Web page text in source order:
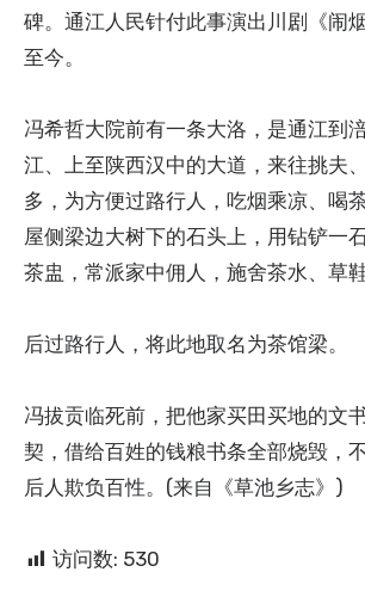
碑。通江人民针付此事演出川剧《闹
至今。
冯希哲大院前有一条大洛，是通江到
江、上至陕西汉中的大道，来往挑夫
多，为方便过路行人，吃烟乘凉、喝
屋侧梁边大树下的石头上，用钻铲一
茶盅，常派家中佣人，施舍茶水、草鞋
后过路行人，将此地取名为茶馆梁。
冯拔贡临死前，把他家买田买地的文
契，借给百姓的钱粮书条全部烧毁，
后人欺负百性。(来自《草池乡志》)
访问数: 530